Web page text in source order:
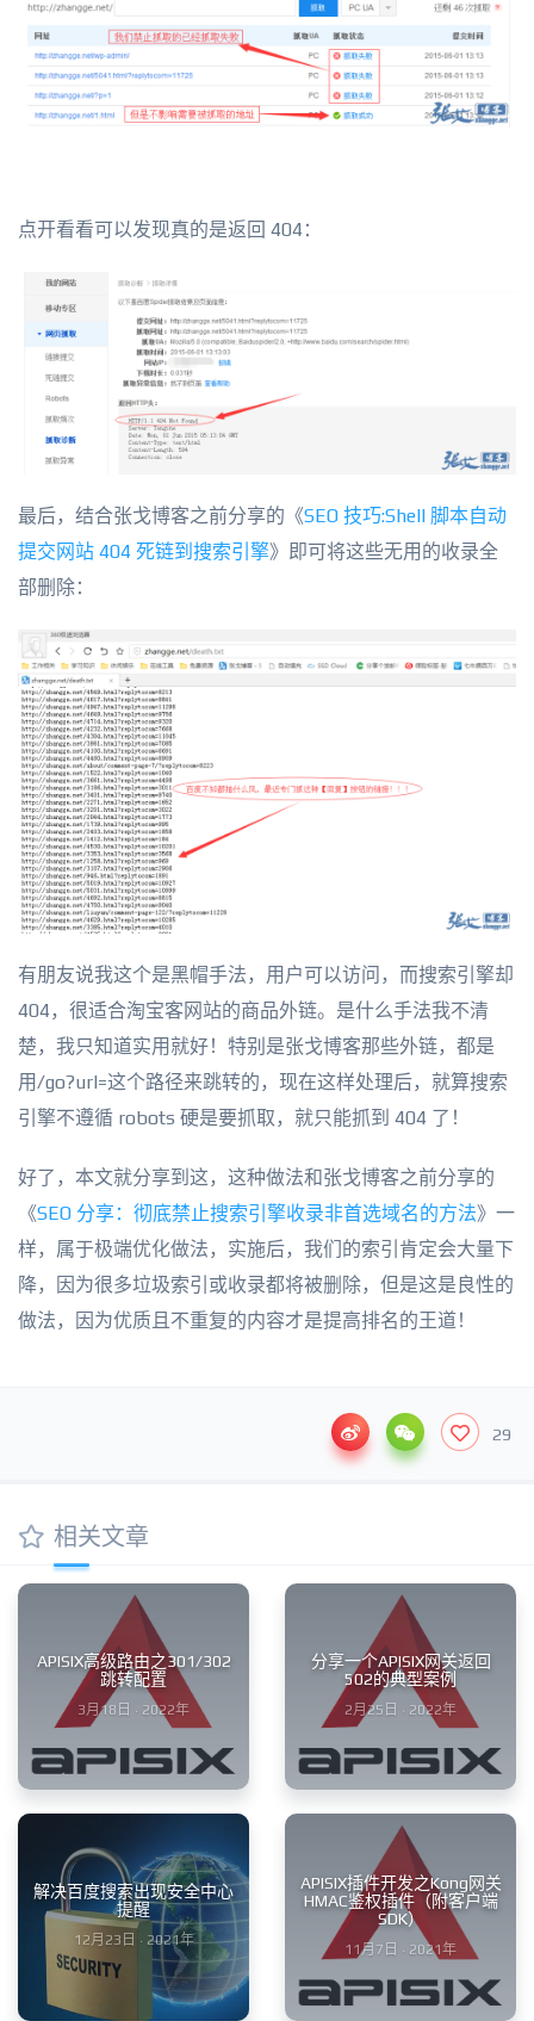
点开看看可以发现真的是返回 404：
最后，结合张戈博客之前分享的《SEO 技巧:Shell 脚本自动
提交网站 404 死链到搜索引擎》即可将这些无用的收录全
部删除：
有朋友说我这个是黑帽手法，用户可以访问，而搜索引擎却
404，很适合淘宝客网站的商品外链。是什么手法我不清
楚，我只知道实用就好！特别是张戈博客那些外链，都是
用/go?url=这个路径来跳转的，现在这样处理后，就算搜索
引擎不遵循 robots 硬是要抓取，就只能抓到 404 了！
好了，本文就分享到这，这种做法和张戈博客之前分享的
《SEO 分享：彻底禁止搜索引擎收录非首选域名的方法》一
样，属于极端优化做法，实施后，我们的索引肯定会大量下
降，因为很多垃圾索引或收录都将被删除，但是这是良性的
做法，因为优质且不重复的内容才是提高排名的王道！
29
相关文章
APISIX高级路由之301/302
跳转配置
3月18日 · 2022年
分享一个APISIX网关返回
502的典型案例
2月25日 · 2022年
解决百度搜索出现安全中心
提醒
12月23日 · 2021年
APISIX插件开发之Kong网关
HMAC鉴权插件（附客户端
SDK）
11月7日 · 2021年